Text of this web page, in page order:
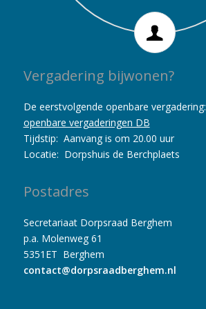
Vergadering bijwonen?
De eerstvolgende openbare vergadering:
openbare vergaderingen DB
Tijdstip: Aanvang is om 20.00 uur
Locatie: Dorpshuis de Berchplaets
Postadres
Secretariaat Dorpsraad Berghem
p.a. Molenweg 61
5351ET Berghem
contact@dorpsraadberghem.nl